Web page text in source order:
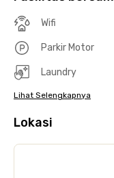
Wifi
Parkir Motor
Laundry
Lihat Selengkapnya
Lokasi